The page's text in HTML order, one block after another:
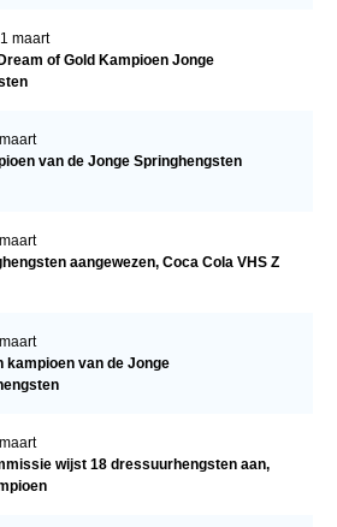
maart
of Gold Kampioen Jonge
van de Jonge Springhengsten
aangewezen, Coca Cola VHS Z
kampioen van de Jonge
wijst 18 dressuurhengsten aan,